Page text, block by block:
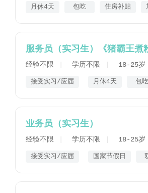
月休4天 包吃 住房补贴
服务员（实习生）《猪霸王煮
经验不限 学历不限 18-25岁
接受实习/应届 月休4天 包吃
业务员（实习生）
经验不限 学历不限 18-25岁
接受实习/应届 国家节假日